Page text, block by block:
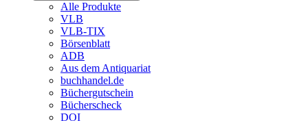
Alle Produkte
VLB
VLB-TIX
Börsenblatt
ADB
Aus dem Antiquariat
buchhandel.de
Büchergutschein
Bücherscheck
DOI